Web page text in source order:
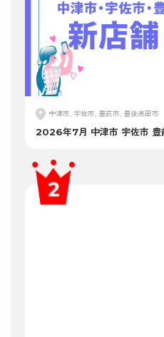
中津市, 宇佐市, 豊前市, 豊後高田市
2026年7月 中津市 宇佐市 豊